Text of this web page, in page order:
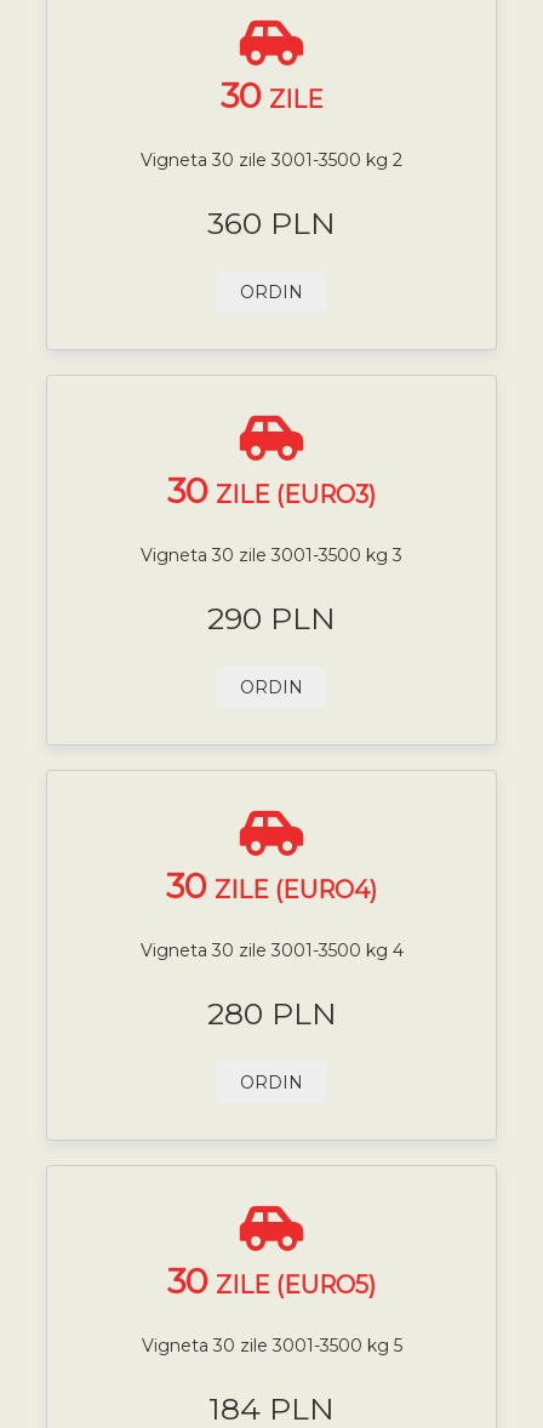
30 ZILE
Vigneta 30 zile 3001-3500 kg 2
360 PLN
ORDIN
30 ZILE (EURO3)
Vigneta 30 zile 3001-3500 kg 3
290 PLN
ORDIN
30 ZILE (EURO4)
Vigneta 30 zile 3001-3500 kg 4
280 PLN
ORDIN
30 ZILE (EURO5)
Vigneta 30 zile 3001-3500 kg 5
184 PLN